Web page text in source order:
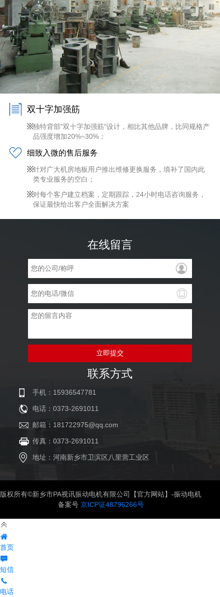
双十字加强筋
独特背部"双十字加强筋"设计，相比其他品牌，比同规格产
品强度增加20%~30%；
细致入微的售后服务
针对广大机房地板用户推出维修更换服务，填补了国内此
类专业服务的空白；
对每个客户建立档案，定期跟踪，24小时电话咨询服务，
保证最快给出客户全面解决方案
在线留言
立即提交
联系方式
手机：15936547781
电话：0373-2691011
邮箱：181722975@qq.com
传真：0373-2691011
地址：河南新乡市卫滨区八里营工业区
版权所有©新乡市PA视讯振动电机有限公司【官方网站】-振动电机
备案号 京ICP证48796266号
首页
短信
电话